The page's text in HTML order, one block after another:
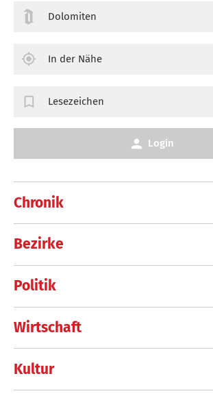
Chronik
Bezirke
Politik
Wirtschaft
Kultur
Dolomiten
In der Nähe
Lesezeichen
Login